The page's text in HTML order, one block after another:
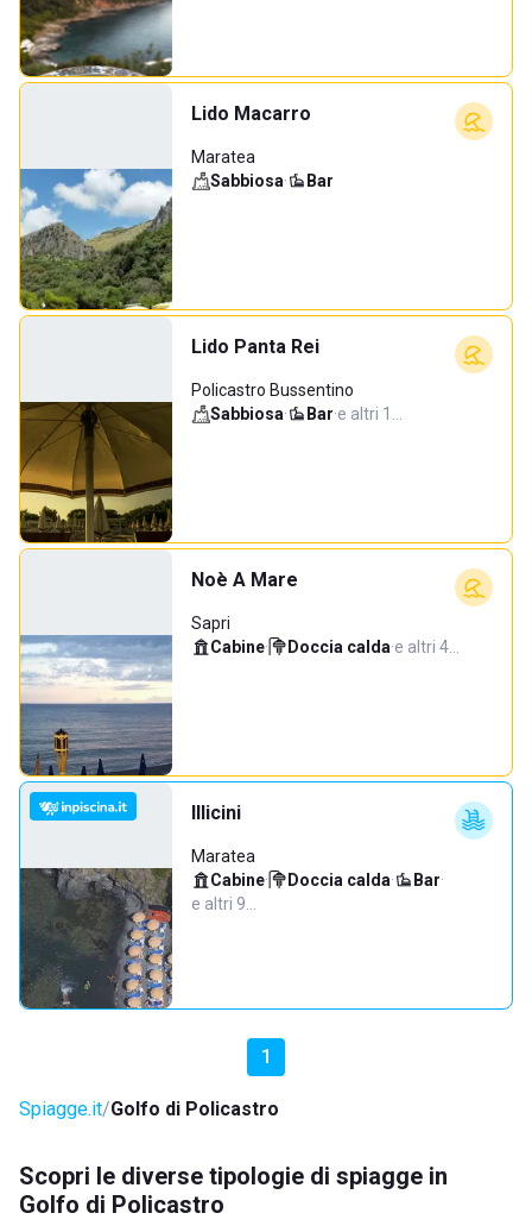
Lido Macarro
Maratea
Sabbiosa· Bar
Lido Panta Rei
Policastro Bussentino
Sabbiosa· Bar·e altri 1…
Noè A Mare
Sapri
Cabine· Doccia calda·e altri 4…
Illicini
Maratea
Cabine· Doccia calda· Bar·
e altri 9…
1
Spiagge.it Golfo di Policastro
Scopri le diverse tipologie di spiagge in
Golfo di Policastro